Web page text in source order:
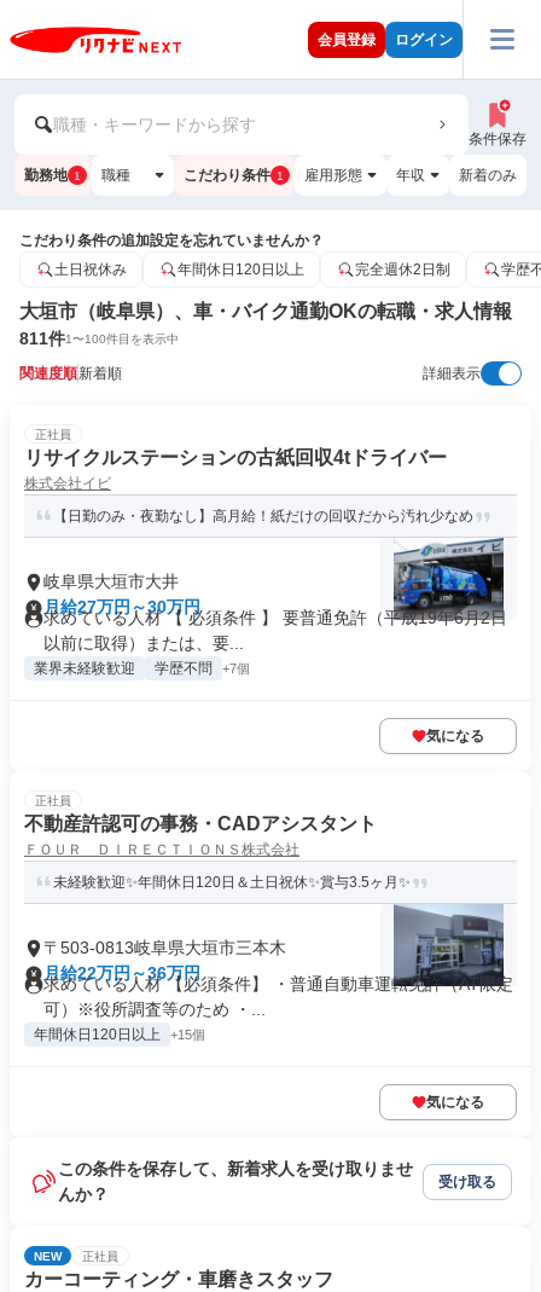
会員登録 ログイン
職種・キーワードから探す
条件保存
勤務地 1 職種 こだわり条件 1 雇用形態 年収 新着のみ
こだわり条件の追加設定を忘れていませんか？
土日祝休み
年間休日120日以上 完全週休2日制 学歴
大垣市（岐阜県）、車・バイク通勤OKの転職・求人情報
811件1〜100件目を表示中
関連度順新着順 詳細表示
正社員
リサイクルステーションの古紙回収4tドライバー
株式会社イビ
【日勤のみ・夜勤なし】高月給！紙だけの回収だから汚れ少なめ
岐阜県大垣市大井
月給27万円～30万円
求めている人材 【 必須条件 】 要普通免許（平成19年6月2日
以前に取得）または、要...
業界未経験歓迎 学歴不問 +7個
気になる
正社員
不動産許認可の事務・CADアシスタント
ＦＯＵＲ ＤＩＲＥＣＴＩＯＮＳ株式会社
未経験歓迎✨年間休日120日＆土日祝休✨賞与3.5ヶ月✨
〒503-0813岐阜県大垣市三本木
月給22万円～36万円
求めている人材 【必須条件】 ・普通自動車運転免許（AT限定
可）※役所調査等のため ・...
年間休日120日以上 +15個
気になる
この条件を保存して、新着求人を受け取りませ
んか？
受け取る
NEW 正社員
カーコーティング・車磨きスタッフ